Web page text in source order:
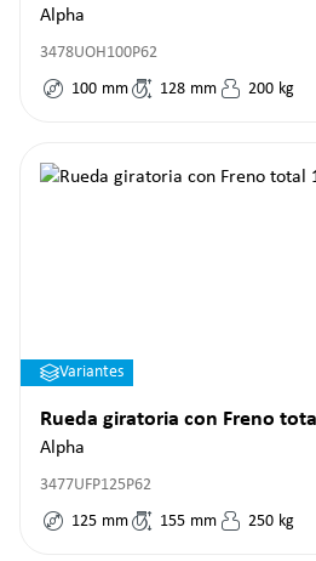
Alpha
3478UOH100P62
100 mm 128 mm 200 kg
Variantes
Rueda giratoria con Freno
Alpha
3477UFP125P62
125 mm 155 mm 250 kg